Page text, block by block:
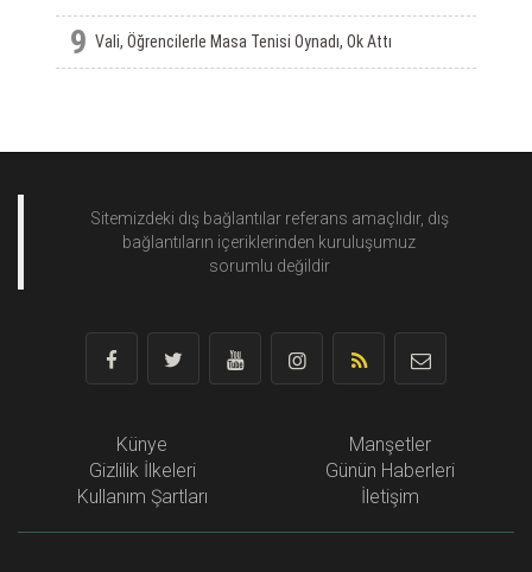
9 Vali, Öğrencilerle Masa Tenisi Oynadı, Ok Attı
Sitemizdeki dış bağlantılar referans amaçlıdır, dış
bağlantıların içeriklerinden kuruluşumuz
sorumlu değildir
Künye
Gizlilik İlkeleri
Kullanım Şartları
Manşetler
Günün Haberleri
İletişim